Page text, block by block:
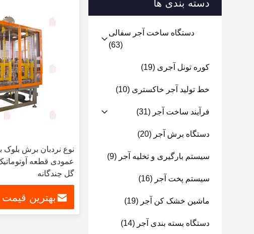
دسته بندی ها
دستگاه ساخت آجر سفالی
(63)
کوره تونل آجری (19)
خط تولید آجر خاکستری (10)
فرآیند ساخت آجر (31)
دستگاه برش آجر (20)
سیستم بارگیری و تخلیه آجر (9)
سیستم پخت آجر (16)
ماشین خشک کن آجر (19)
دستگاه بسته بندی آجر (14)
نوع نردبان برش
عمودی قطعه
گل چندگانه
بهترین